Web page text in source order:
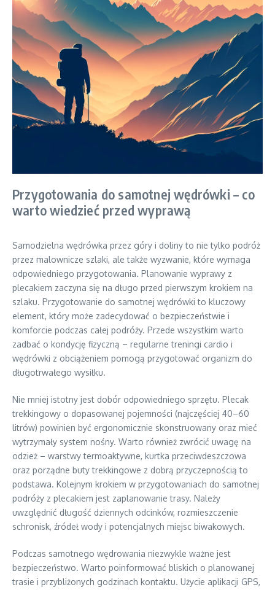
Przygotowania do samotnej wędrówki – co
warto wiedzieć przed wyprawą
Samodzielna wędrówka przez góry i doliny to nie tylko podróż
przez malownicze szlaki, ale także wyzwanie, które wymaga
odpowiedniego przygotowania. Planowanie wyprawy z
plecakiem zaczyna się na długo przed pierwszym krokiem na
szlaku. Przygotowanie do samotnej wędrówki to kluczowy
element, który może zadecydować o bezpieczeństwie i
komforcie podczas całej podróży. Przede wszystkim warto
zadbać o kondycję fizyczną – regularne treningi cardio i
wędrówki z obciążeniem pomogą przygotować organizm do
długotrwałego wysiłku.
Nie mniej istotny jest dobór odpowiedniego sprzętu. Plecak
trekkingowy o dopasowanej pojemności (najczęściej 40–60
litrów) powinien być ergonomicznie skonstruowany oraz mieć
wytrzymały system nośny. Warto również zwrócić uwagę na
odzież – warstwy termoaktywne, kurtka przeciwdeszczowa
oraz porządne buty trekkingowe z dobrą przyczepnością to
podstawa. Kolejnym krokiem w przygotowaniach do samotnej
podróży z plecakiem jest zaplanowanie trasy. Należy
uwzględnić długość dziennych odcinków, rozmieszczenie
schronisk, źródeł wody i potencjalnych miejsc biwakowych.
Podczas samotnego wędrowania niezwykle ważne jest
bezpieczeństwo. Warto poinformować bliskich o planowanej
trasie i przybliżonych godzinach kontaktu. Użycie aplikacji GPS,